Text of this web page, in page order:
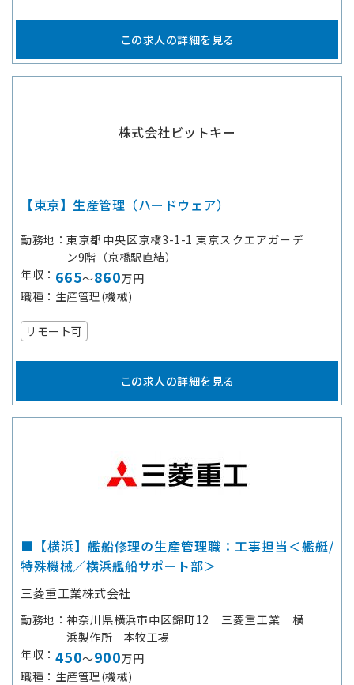
この求人の詳細を見る
株式会社ビットキー
【東京】生産管理（ハードウェア）
勤務地
東京都中央区京橋3-1-1 東京スクエアガーデ
ン9階（京橋駅直結）
年収
665～860万円
職種
生産管理(機械)
リモート可
この求人の詳細を見る
■【横浜】艦船修理の生産管理職：工事担当＜艦艇/
特殊機械／横浜艦船サポート部＞
三菱重工業株式会社
勤務地
神奈川県横浜市中区錦町12 三菱重工業 横
浜製作所 本牧工場
年収
450～900万円
職種
生産管理(機械)